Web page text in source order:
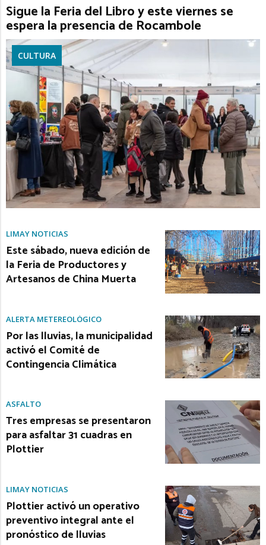
Sigue la Feria del Libro y este viernes se
espera la presencia de Rocambole
CULTURA
LIMAY NOTICIAS
Este sábado, nueva edición de
la Feria de Productores y
Artesanos de China Muerta
ALERTA METEREOLÓGICO
Por las lluvias, la municipalidad
activó el Comité de
Contingencia Climática
ASFALTO
Tres empresas se presentaron
para asfaltar 31 cuadras en
Plottier
LIMAY NOTICIAS
Plottier activó un operativo
preventivo integral ante el
pronóstico de lluvias